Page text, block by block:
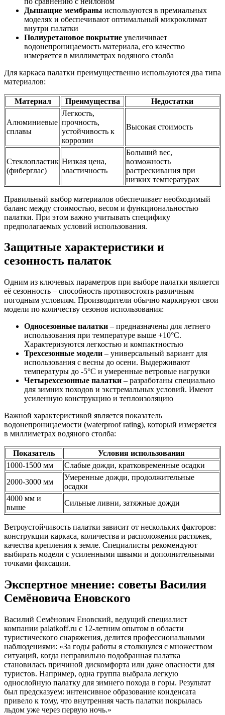
Дышащие мембраны используются в премиальных
моделях и обеспечивают оптимальный микроклимат
внутри палатки
Полиуретановое покрытие увеличивает
водонепроницаемость материала, его качество
измеряется в миллиметрах водяного столба
Для каркаса палатки преимущественно используются два типа
материалов:
Материал Преимущества Недостатки
Алюминиевые
сплавы
Легкость,
прочность,
устойчивость к
коррозии
Высокая стоимость
Стеклопластик
(фиберглас)
Низкая цена,
эластичность
Больший вес,
возможность
растрескивания при
низких температурах
Правильный выбор материалов обеспечивает необходимый
баланс между стоимостью, весом и функциональностью
палатки. При этом важно учитывать специфику
предполагаемых условий использования.
Защитные характеристики и
сезонность палаток
Одним из ключевых параметров при выборе палатки является
её сезонность – способность противостоять различным
погодным условиям. Производители обычно маркируют свои
модели по количеству сезонов использования:
Односезонные палатки – предназначены для летнего
использования при температуре выше +10°C.
Характеризуются легкостью и компактностью
Трехсезонные модели – универсальный вариант для
использования с весны до осени. Выдерживают
температуры до -5°C и умеренные ветровые нагрузки
Четырехсезонные палатки – разработаны специально
для зимних походов и экстремальных условий. Имеют
усиленную конструкцию и теплоизоляцию
Важной характеристикой является показатель
водонепроницаемости (waterproof rating), который измеряется
в миллиметрах водяного столба:
Показатель
Условия использования
1000-1500 мм
Слабые дожди, кратковременные осадки
2000-3000 мм
Умеренные дожди, продолжительные
осадки
4000 мм и
выше
Сильные ливни, затяжные дожди
Ветроустойчивость палатки зависит от нескольких факторов:
конструкции каркаса, количества и расположения растяжек,
качества крепления к земле. Специалисты рекомендуют
выбирать модели с усиленными швыми и дополнительными
точками фиксации.
Экспертное мнение: советы Василия
Семёновича Еновского
Василий Семёнович Еновский, ведущий специалист
компании palatkoff.ru с 12-летним опытом в области
туристического снаряжения, делится профессиональными
наблюдениями: «За годы работы я столкнулся с множеством
ситуаций, когда неправильно подобранная палатка
становилась причиной дискомфорта или даже опасности для
туристов. Например, одна группа выбрала легкую
однослойную палатку для зимнего похода в горы. Результат
был предсказуем: интенсивное образование конденсата
привело к тому, что внутренняя часть палатки покрылась
льдом уже через первую ночь.»